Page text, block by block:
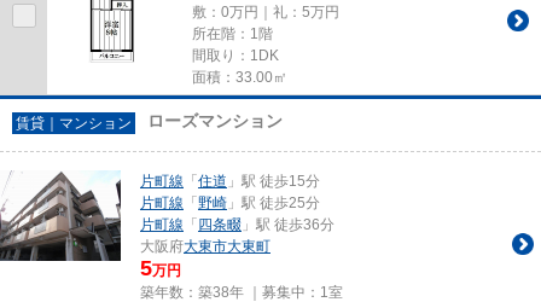
敷：0万円｜礼：5万円
所在階：1階
間取り：1DK
面積：33.00㎡
賃貸｜マンション ローズマンション
片町線 「 住道 」駅 徒歩15分
片町線 「 野崎 」駅 徒歩25分
片町線 「 四条畷 」駅 徒歩36分
大阪府大東市大東町
5万円
築年数：築38年 ｜募集中： 1室